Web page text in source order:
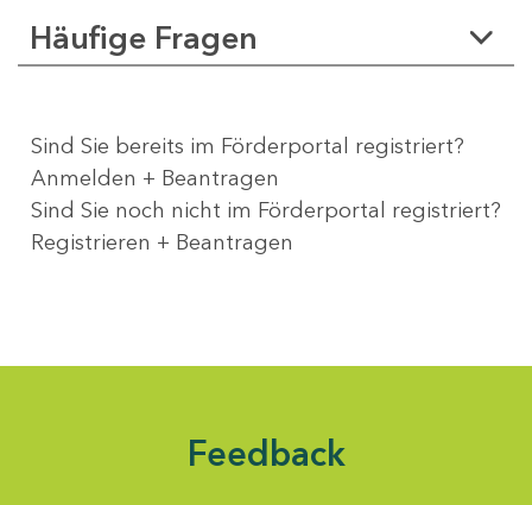
Häufige Fragen
Sind Sie bereits im Förderportal registriert?
Anmelden + Beantragen
Sind Sie noch nicht im Förderportal registriert?
Registrieren + Beantragen
Feedback